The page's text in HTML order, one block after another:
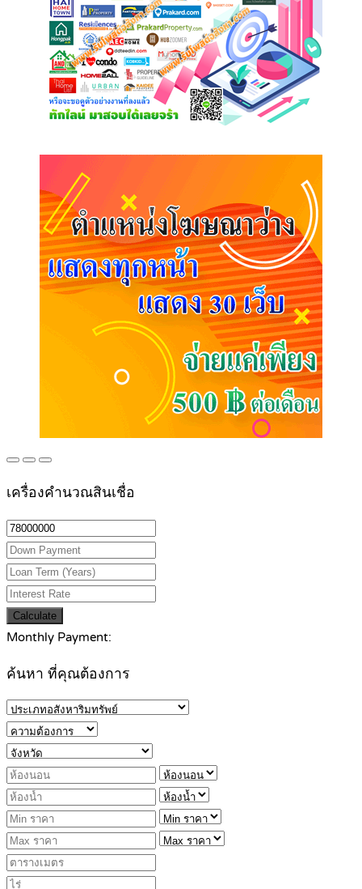
เครื่องคำนวณสินเชื่อ
Calculate
Monthly Payment:
ค้นหา ที่คุณต้องการ